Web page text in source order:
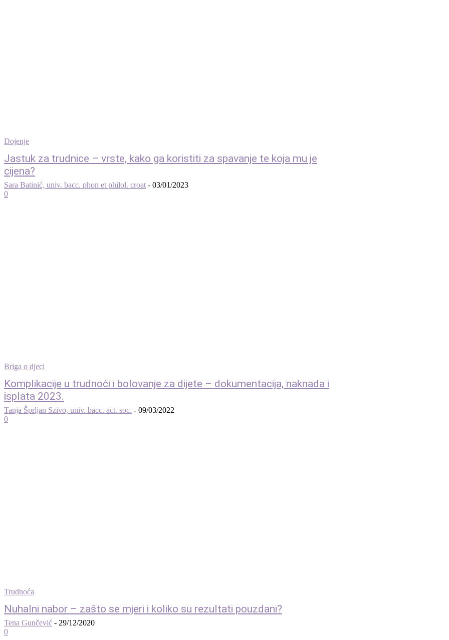
Dojenje
Jastuk za trudnice – vrste, kako ga koristiti za spavanje te koja mu je
cijena?
Sara Batinić, univ. bacc. phon et philol. croat - 03/01/2023
0
Briga o djeci
Komplikacije u trudnoći i bolovanje za dijete – dokumentacija, naknada i
isplata 2023.
Tanja Šprljan Szivo, univ. bacc. act. soc. - 09/03/2022
0
Trudnoća
Nuhalni nabor – zašto se mjeri i koliko su rezultati pouzdani?
Tena Gunčević - 29/12/2020
0